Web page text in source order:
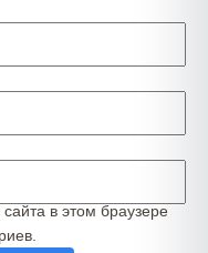
в этом браузере